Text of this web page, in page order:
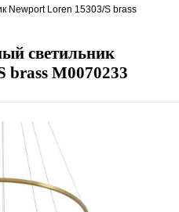
Newport Loren 15303/S brass
светильник
brass М0070233